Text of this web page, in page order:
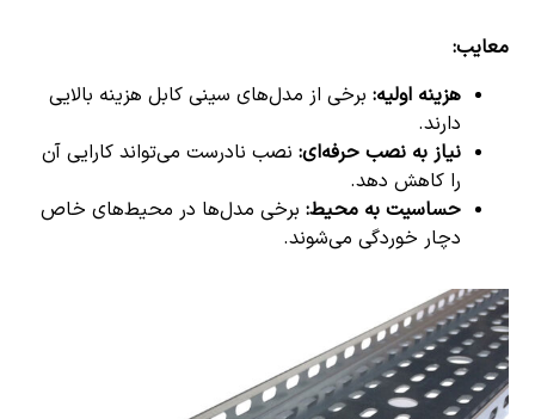
معایب:
هزینه اولیه: برخی از مدل‌های سینی کابل هزینه بالایی
دارند.
نیاز به نصب حرفه‌ای: نصب نادرست می‌تواند کارایی آن
را کاهش دهد.
حساسیت به محیط: برخی مدل‌ها در محیط‌های خاص
دچار خوردگی می‌شوند.